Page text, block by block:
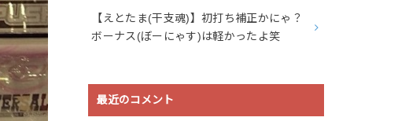
【えとたま(干支魂)】初打ち補正かにゃ？
ボーナス(ぼーにゃす)は軽かったよ笑
最近のコメント